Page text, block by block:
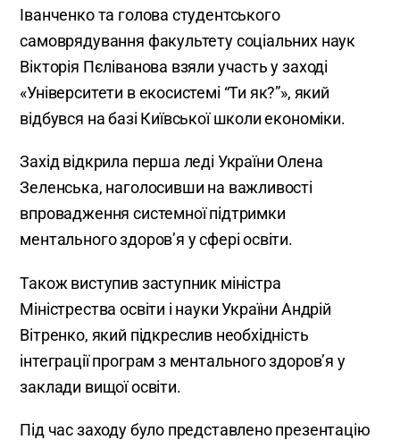
Іванченко та голова студентського
самоврядування факультету соціальних наук
Вікторія Пєліванова взяли участь у заході
«Університети в екосистемі “Ти як?”», який
відбувся на базі Київської школи економіки.
Захід відкрила перша леді України Олена
Зеленська, наголосивши на важливості
впровадження системної підтримки
ментального здоров’я у сфері освіти.
Також виступив заступник міністра
Міністрества освіти і науки України Андрій
Вітренко, який підкреслив необхідність
інтеграції програм з ментального здоров’я у
заклади вищої освіти.
Під час заходу було представлено презентацію